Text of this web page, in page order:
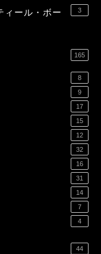
ィール・ボー
3
165
8
9
17
15
12
32
16
31
14
7
4
44